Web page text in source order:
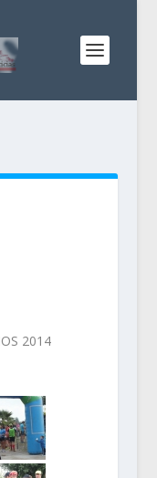
2014